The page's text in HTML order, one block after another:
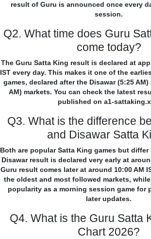
result of Guru is announced once every
session.
Q2. What time does Guru
come today?
The Guru Satta King result is declared at
IST every day. This makes it one of the
games, declared after the Disawar (5:25
AM) markets. You can check the latest
published on a1-
Q3. What is the difference
and Disawar Satta
Both are popular Satta King games but
Disawar result is declared very early at
Guru result comes later at around 10:00 AM
the oldest and most followed markets,
popularity as a morning session game for
later updates.
Q4. What is the Guru Satta
Chart 2026?